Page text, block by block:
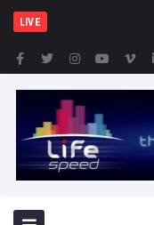
LIVE